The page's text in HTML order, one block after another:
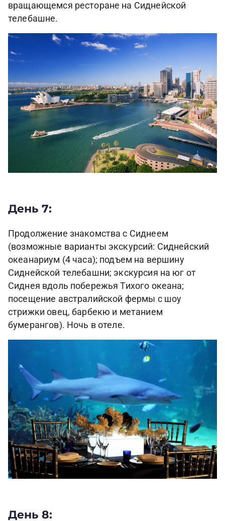
вращающемся ресторане на Сиднейской
телебашне.
День 7:
Продолжение знакомства с Сиднеем
(возможные варианты экскурсий: Сиднейский
океанариум (4 часа); подъем на вершину
Сиднейской телебашни; экскурсия на юг от
Сиднея вдоль побережья Тихого океана;
посещение австралийской фермы с шоу
стрижки овец, барбекю и метанием
бумерангов). Ночь в отеле.
День 8: